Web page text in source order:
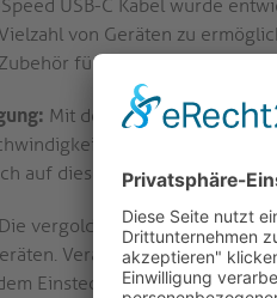
USB-C Kabel wurde
von Geräten zu
für Profis und
Mit der USB 3.2 Gen2x1
von bis zu
auf dieses Kabel verlassen,
Die vergoldeten
Verabschiede dich von
Einstecken dieses Kabels.